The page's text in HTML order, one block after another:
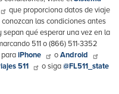
que proporciona datos de viaje
las condiciones antes
qué esperar una vez en la
511 o (866) 511-3352
paraiPhone oAndroid
511 o siga@FL511_state